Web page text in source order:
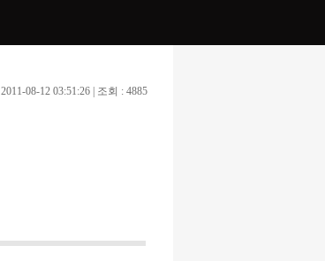
2011-08-12 03:51:26 | 조회 : 4885